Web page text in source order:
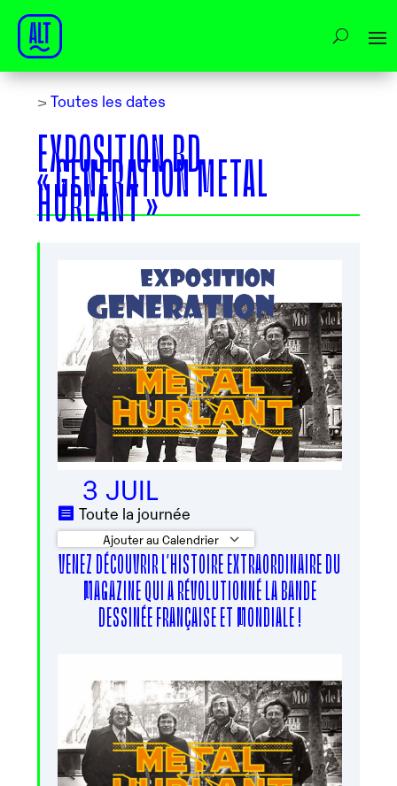
> Toutes les dates
EXPOSITION BD
« GENERATION METAL
HURLANT »
3 JUIL
Toute la journée
Ajouter au Calendrier
Télécharger ICS Calendrier Google
VENEZ DÉCOUVRIR L’HISTOIRE EXTRAORDINAIRE DU
MAGAZINE QUI A RÉVOLUTIONNÉ LA BANDE
DESSINÉE FRANÇAISE ET MONDIALE !